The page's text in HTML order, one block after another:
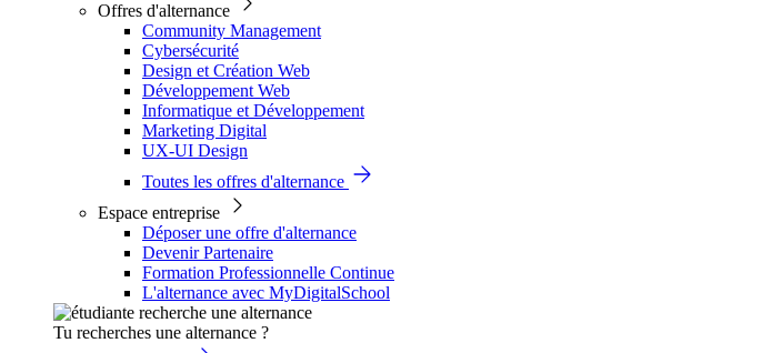
Offres d'alternance
Community Management
Cybersécurité
Design et Création Web
Développement Web
Informatique et Développement
Marketing Digital
UX-UI Design
Toutes les offres d'alternance
Espace entreprise
Déposer une offre d'alternance
Devenir Partenaire
Formation Professionnelle Continue
L'alternance avec MyDigitalSchool
Tu recherches une alternance ?